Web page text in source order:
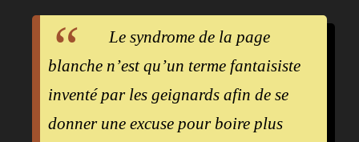
Le syndrome de la page
blanche n’est qu’un terme fantaisiste
inventé par les geignards afin de se
donner une excuse pour boire plus